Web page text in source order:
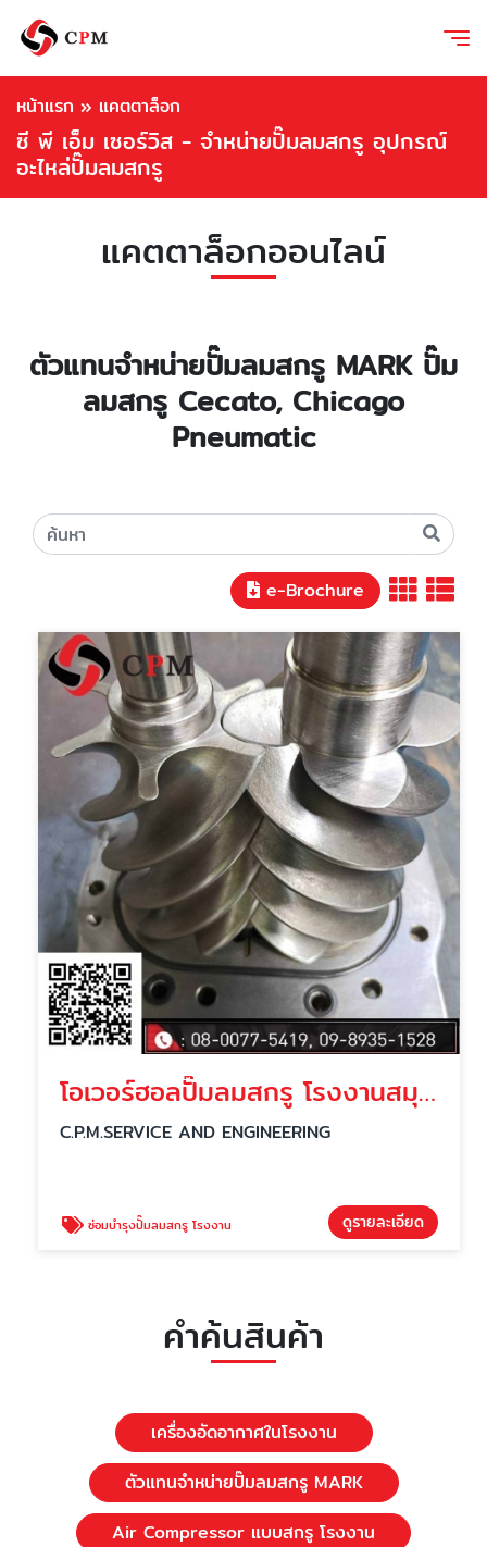
หน้าแรก » แคตตาล็อก
ซี พี เอ็ม เซอร์วิส - จำหน่ายปั๊มลมสกรู อุปกรณ์
อะไหล่ปั๊มลมสกรู
แคตตาล็อกออนไลน์
ตัวแทนจำหน่ายปั๊มลมสกรู MARK ปั๊ม
ลมสกรู Cecato, Chicago
Pneumatic
e-Brochure
โอเวอร์ฮอลปั๊มลมสกรู โรงงานสมุทรสาคร
C.P.M.SERVICE AND ENGINEERING
ซ่อมบำรุงปั๊มลมสกรู โรงงาน ดูรายละเอียด
คำค้นสินค้า
เครื่องอัดอากาศในโรงงาน
ตัวแทนจำหน่ายปั๊มลมสกรู MARK
Air Compressor แบบสกรู โรงงาน